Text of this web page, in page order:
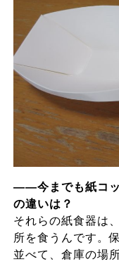
――今までも紙コッ
の違いは？
それらの紙食器は
所を食うんです。
並べて、倉庫の場